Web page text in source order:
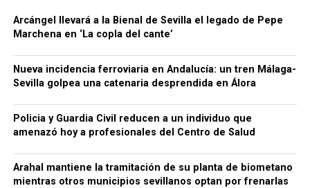
Arcángel llevará a la Bienal de Sevilla el legado de Pepe
Marchena en ‘La copla del cante’
Nueva incidencia ferroviaria en Andalucía: un tren Málaga-
Sevilla golpea una catenaria desprendida en Álora
Policia y Guardia Civil reducen a un individuo que
amenazó hoy a profesionales del Centro de Salud
Arahal mantiene la tramitación de su planta de biometano
mientras otros municipios sevillanos optan por frenarlas